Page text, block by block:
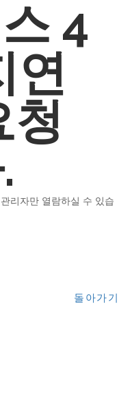
4
연
청
리자만 열람하실 수 있습
돌아가기